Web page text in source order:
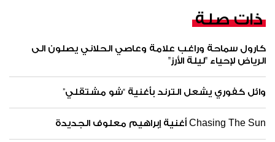
ذات صلة
كارول سماحة وراغب علامة وعاصي الحلاني يصلون الى
الرياض لإحياء "ليلة الأرز"
وائل كفوري يشعل الترند بأغنية “شو مشتقلي”
Chasing The Sun أغنية إبراهيم معلوف الجديدة